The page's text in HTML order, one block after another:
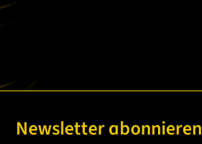
Newsletter abonnieren